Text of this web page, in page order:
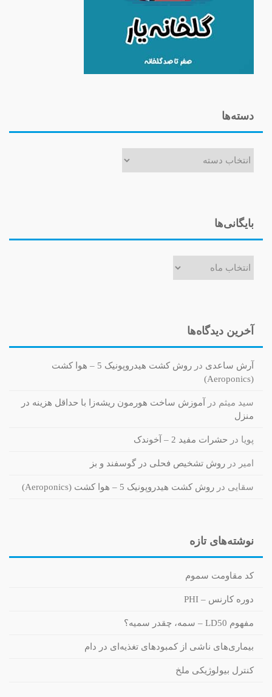
دسته‌ها
بایگانی‌ها
آخرین دیدگاه‌ها
آرش ساعدی در
روش کشت هیدروپونیک 5 – هوا کشت
(Aeroponics)
سید میثم در
آموزش ساخت هورمون ریشه‌زا با حداقل هزینه در
منزل
پویا در حشرات مفید 2 – آخوندک
امیر در روش تشخیص فحلی در گوسفند و بز
سقایی در روش کشت هیدروپونیک 5 – هوا کشت (Aeroponics)
نوشته‌های تازه
کد مقاومت سموم
دوره کارنس – PHI
مفهوم LD50 – سمه، چقدر سمیه؟
بیماری‌های ناشی از کمبودهای تغذیه‌ای در دام
کنترل بیولوژیکی ملخ